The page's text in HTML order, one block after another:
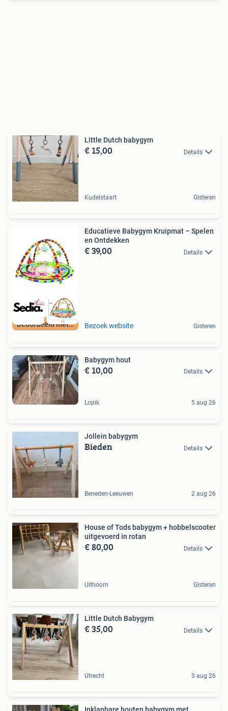
Little Dutch babygym
€ 15,00 Details
Kudelstaart Gisteren
Beoordeeld met 9+
Educatieve Babygym Kruipmat – Spelen
en Ontdekken
€ 39,00 Details
Bezoek website Gisteren
Babygym hout
€ 10,00 Details
Lopik 5 aug 26
Jollein babygym
Bieden Details
Beneden-Leeuwen 2 aug 26
House of Tods babygym + hobbelscooter
uitgevoerd in rotan
€ 80,00 Details
Uithoorn Gisteren
Little Dutch Babygym
€ 35,00 Details
Utrecht 3 aug 26